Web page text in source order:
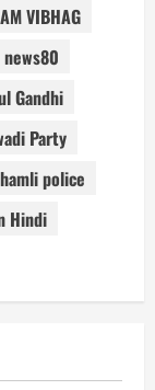
VIBHAG
news80
Gandhi
Party
police
Hindi